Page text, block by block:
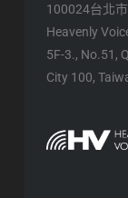
100024台北
Heavenly
5F-3., No.51,
City 100,